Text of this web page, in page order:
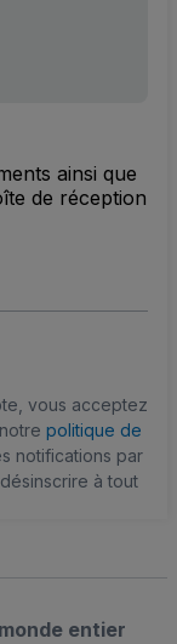
ainsi que
de réception
vous acceptez
politique de
notifications par
à tout
entier